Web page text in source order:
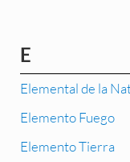
E
Elemental de la
Elemento Fuego
Elemento Tierra